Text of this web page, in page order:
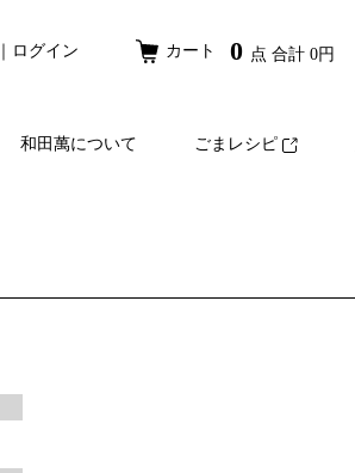
ログイン カート 0 点 合計 0円
和田萬について ごまレシピ